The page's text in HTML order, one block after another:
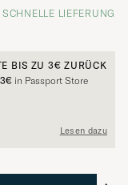
SCHNELLE LIEFERUNG
BIS ZU 3€ ZURÜCK
in Passport Store
Lesen dazu